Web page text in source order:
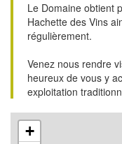
Le Domaine obtient
Hachette des Vins
régulièrement.
Venez nous rendre
heureux de vous y
exploitation
+